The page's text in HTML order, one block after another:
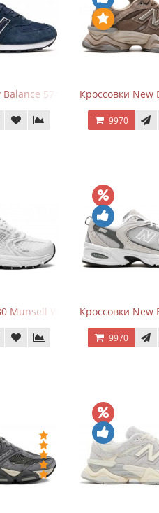
Balance 574 Navy Blue White
Кроссовки New
9970
Munsell White SilverКроссовки New
9970